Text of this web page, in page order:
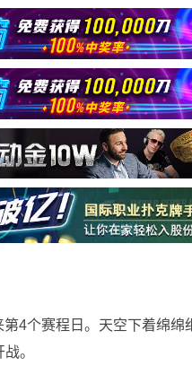
4个赛程日。天空下着绵
。